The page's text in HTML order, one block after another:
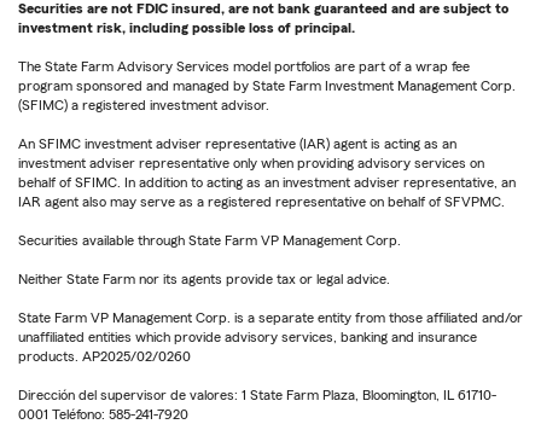
Securities are not FDIC insured, are not bank guaranteed and are subject to
investment risk, including possible loss of principal.
The State Farm Advisory Services model portfolios are part of a wrap fee
program sponsored and managed by State Farm Investment Management Corp.
(SFIMC) a registered investment advisor.
An SFIMC investment adviser representative (IAR) agent is acting as an
investment adviser representative only when providing advisory services on
behalf of SFIMC. In addition to acting as an investment adviser representative, an
IAR agent also may serve as a registered representative on behalf of SFVPMC.
Securities available through State Farm VP Management Corp.
Neither State Farm nor its agents provide tax or legal advice.
State Farm VP Management Corp. is a separate entity from those affiliated and/or
unaffiliated entities which provide advisory services, banking and insurance
products. AP2025/02/0260
Dirección del supervisor de valores: 1 State Farm Plaza, Bloomington, IL 61710-
0001 Teléfono: 585-241-7920